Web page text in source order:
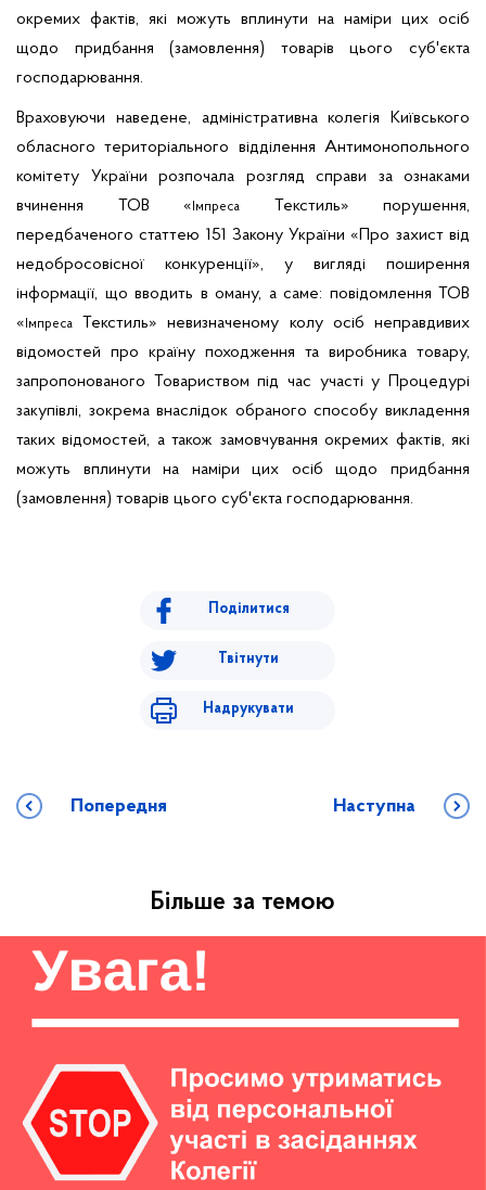
окремих фактів, які можуть вплинути на наміри цих осіб
щодо придбання (замовлення) товарів цього суб'єкта
господарювання.
Враховуючи наведене, адміністративна колегія Київського
обласного територіального відділення Антимонопольного
комітету України розпочала розгляд справи за ознаками
вчинення ТОВ « Імпреса
Текстиль» порушення,
передбаченого статтею 151 Закону України «Про захист від
недобросовісної конкуренції», у вигляді поширення
інформації, що вводить в оману, а саме: повідомлення ТОВ
« Імпреса
Текстиль» невизначеному колу осіб неправдивих
відомостей про країну походження та виробника товару,
запропонованого Товариством під час участі у Процедурі
закупівлі, зокрема внаслідок обраного способу викладення
таких відомостей, а також замовчування окремих фактів, які
можуть вплинути на наміри цих осіб щодо придбання
(замовлення) товарів цього суб'єкта господарювання.
Поділитися
Твітнути
Надрукувати
Попередня Наступна
Більше за темою